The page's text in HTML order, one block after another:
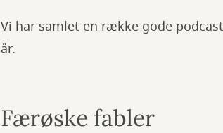
Vi har samlet en række gode
år.
Færøske fabler